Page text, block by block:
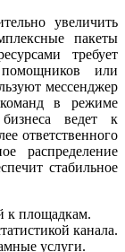
увеличить
пакеты
требует
или
мессенджер
в режиме
ведет к
ответственного
распределение
стабильное
к площадкам.
канала.
услуги.